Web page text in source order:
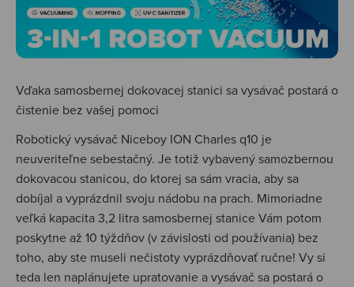
Vďaka samosbernej dokovacej stanici sa vysávač postará o
čistenie bez vašej pomoci
Robotický vysávač Niceboy ION Charles q10 je
neuveriteľne sebestačný. Je totiž vybavený samozbernou
dokovacou stanicou, do ktorej sa sám vracia, aby sa
dobíjal a vyprázdnil svoju nádobu na prach. Mimoriadne
veľká kapacita 3,2 litra samosbernej stanice Vám potom
poskytne až 10 týždňov (v závislosti od používania) bez
toho, aby ste museli nečistoty vyprázdňovať ručne! Vy si
teda len naplánujete upratovanie a vysávač sa postará o